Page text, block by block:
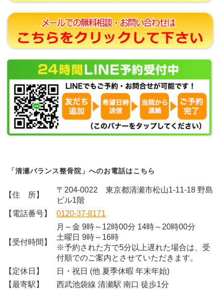
「清瀬バランス整骨院」へのお電話はこちら
【住 所】
〒204-0022 東京都清瀬市松山1-11-18 野島
ビル1階
【電話番号】
0120-37-8171
【受付時間】
月～金 9時～12時00分 14時～20時00分
土曜日 9時～16時
※予約された方で5分以上遅れた場合は、受
付順でのご案内とさせていただきます。
【定休日】
日・祝日 (他 夏季休暇 年末年始)
【最寄駅】
西武池袋線 清瀬駅 南口 徒歩1分